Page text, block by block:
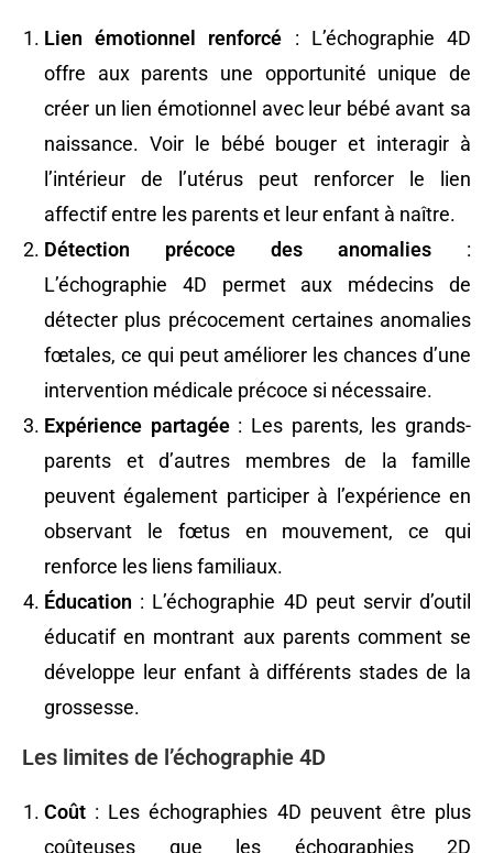
Lien émotionnel renforcé : L’échographie 4D
offre aux parents une opportunité unique de
créer un lien émotionnel avec leur bébé avant sa
naissance. Voir le bébé bouger et interagir à
l’intérieur de l’utérus peut renforcer le lien
affectif entre les parents et leur enfant à naître.
Détection précoce des anomalies :
L’échographie 4D permet aux médecins de
détecter plus précocement certaines anomalies
fœtales, ce qui peut améliorer les chances d’une
intervention médicale précoce si nécessaire.
Expérience partagée: Les parents, les grands-
parents et d’autres membres de la famille
peuvent également participer à l’expérience en
observant le fœtus en mouvement, ce qui
renforce les liens familiaux.
Éducation : L’échographie 4D peut servir d’outil
éducatif en montrant aux parents comment se
développe leur enfant à différents stades de la
grossesse.
Les limites de l’échographie 4D
Coût : Les échographies 4D peuvent être plus
coûteuses que les échographies 2D